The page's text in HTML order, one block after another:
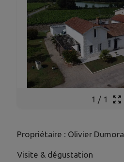
1 / 1
Propriétaire : Olivier Dumora
Visite & dégustation